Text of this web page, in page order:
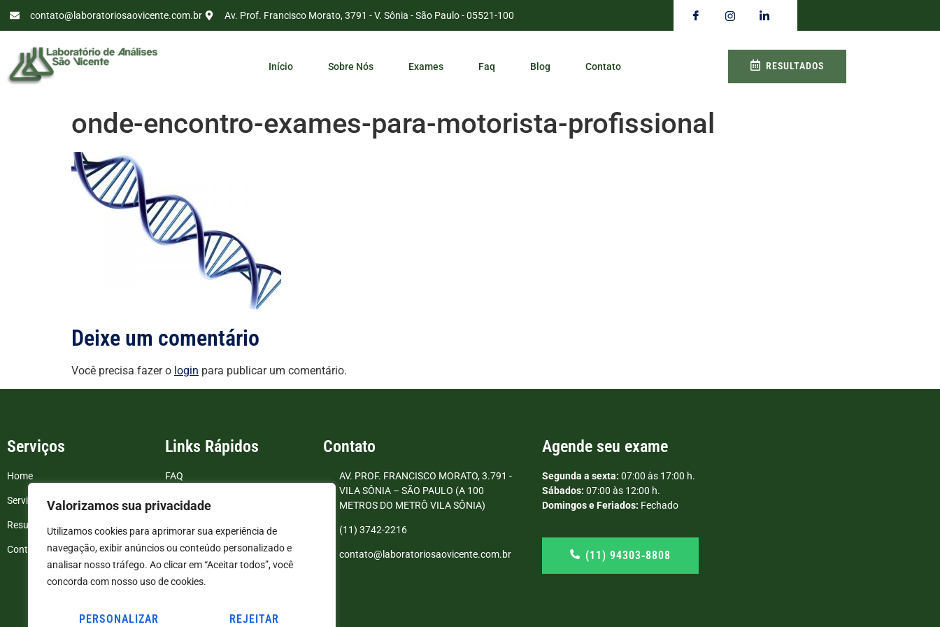
Valorizamos sua privacidade
Utilizamos cookies para aprimorar sua experiência de
navegação, exibir anúncios ou conteúdo personalizado e
analisar nosso tráfego. Ao clicar em “Aceitar todos”, você
concorda com nosso uso de cookies.
PERSONALIZAR REJEITAR
contato@laboratoriosaovicente.com.br Av. Prof. Francisco Morato, 3791 - V. Sônia - São Paulo - 05521-100
Início Sobre Nós Exames Faq Blog Contato RESULTADOS
onde-encontro-exames-para-motorista-profissional
Deixe um comentário
Você precisa fazer o login para publicar um comentário.
Serviços
Home
Serviços
Resultados de exames
Contato
Links Rápidos
FAQ
Blog
Politica de Privacidade
Termos e Condições
Contato
AV. PROF. FRANCISCO MORATO, 3.791 -
VILA SÔNIA – SÃO PAULO (A 100
METROS DO METRÔ VILA SÔNIA)
(11) 3742-2216
contato@laboratoriosaovicente.com.br
Agende seu exame
Segunda a sexta: 07:00 às 17:00 h.
Sábados: 07:00 às 12:00 h.
Domingos e Feriados: Fechado
(11) 94303‑8808